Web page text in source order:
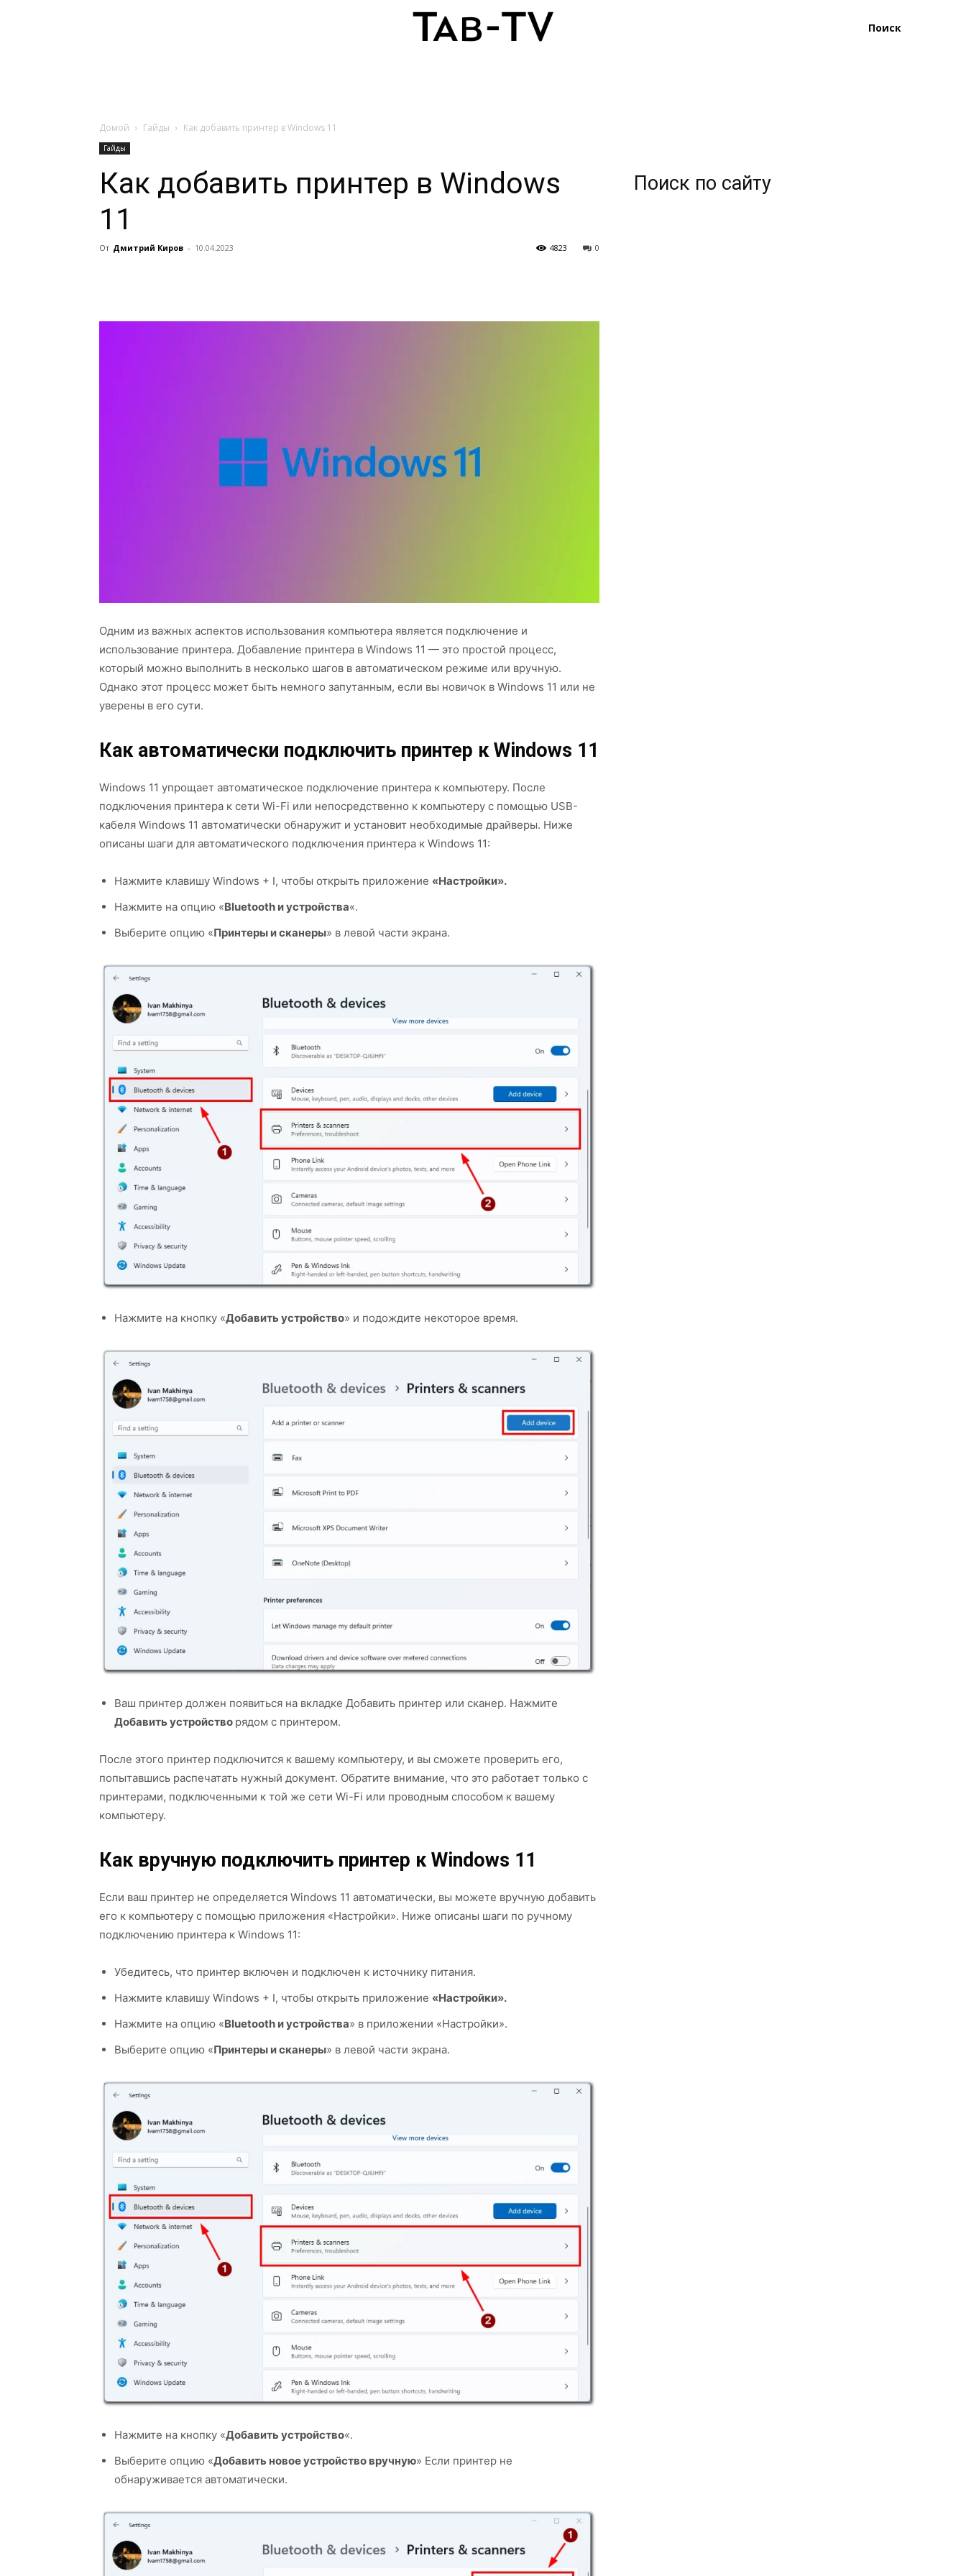
Поиск
Домой Гайды Как добавить принтер в Windows 11
Гайды
Как добавить принтер в Windows
11
От Дмитрий Киров - 10.04.2023 0
4823
Одним из важных аспектов использования компьютера является подключение и
использование принтера. Добавление принтера в Windows 11 — это простой процесс,
который можно выполнить в несколько шагов в автоматическом режиме или вручную.
Однако этот процесс может быть немного запутанным, если вы новичок в Windows 11 или не
уверены в его сути.
Как автоматически подключить принтер к Windows 11
Windows 11 упрощает автоматическое подключение принтера к компьютеру. После
подключения принтера к сети Wi-Fi или непосредственно к компьютеру с помощью USB-
кабеля Windows 11 автоматически обнаружит и установит необходимые драйверы. Ниже
описаны шаги для автоматического подключения принтера к Windows 11:
Нажмите клавишу Windows + I, чтобы открыть приложение «Настройки».
Нажмите на опцию «Bluetooth и устройства«.
Выберите опцию «Принтеры и сканеры» в левой части экрана.
Нажмите на кнопку «Добавить устройство» и подождите некоторое время.
Ваш принтер должен появиться на вкладке Добавить принтер или сканер. Нажмите
Добавить устройство рядом с принтером.
После этого принтер подключится к вашему компьютеру, и вы сможете проверить его,
попытавшись распечатать нужный документ. Обратите внимание, что это работает только с
принтерами, подключенными к той же сети Wi-Fi или проводным способом к вашему
компьютеру.
Как вручную подключить принтер к Windows 11
Если ваш принтер не определяется Windows 11 автоматически, вы можете вручную добавить
его к компьютеру с помощью приложения «Настройки». Ниже описаны шаги по ручному
подключению принтера к Windows 11:
Убедитесь, что принтер включен и подключен к источнику питания.
Нажмите клавишу Windows + I, чтобы открыть приложение «Настройки».
Нажмите на опцию «Bluetooth и устройства» в приложении «Настройки».
Выберите опцию «Принтеры и сканеры» в левой части экрана.
Нажмите на кнопку «Добавить устройство«.
Выберите опцию «Добавить новое устройство вручную» Если принтер не
обнаруживается автоматически.
Поиск по сайту